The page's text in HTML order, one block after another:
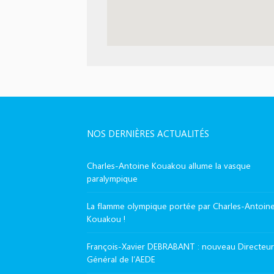
NOS DERNIÈRES ACTUALITÉS
Charles-Antoine Kouakou allume la vasque
paralympique
La flamme olympique portée par Charles-
Kouakou !
François-Xavier DEBRABANT : nouveau Directeur
Général de l’AEDE